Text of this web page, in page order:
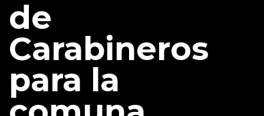
de
Carabineros
para la